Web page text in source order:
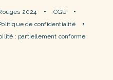
2024
CGU
de confidentialité
: partiellement conforme